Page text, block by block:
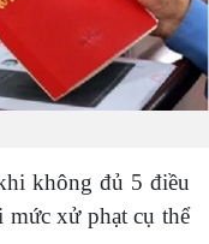
không đủ 5 điều
xử phạt cụ thể